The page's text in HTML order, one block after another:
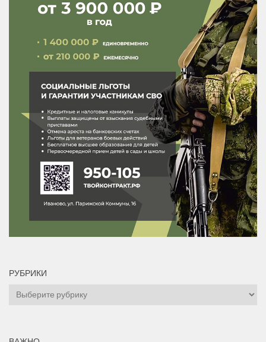
РУБРИКИ
Рубрики